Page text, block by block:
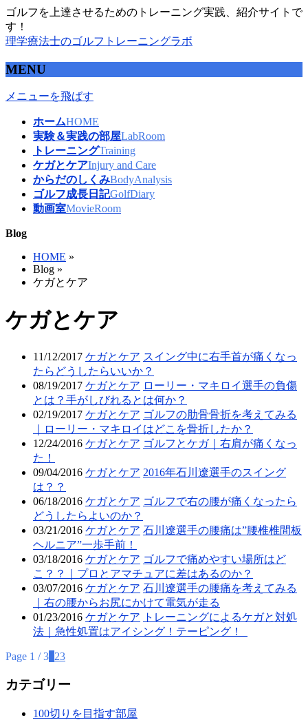
ゴルフを上達させるためのトレーニング実践、紹介サイトで
す！
理学療法士のゴルフトレーニングラボ
MENU
メニューを飛ばす
ホームHOME
実験＆実践の部屋LabRoom
トレーニングTraining
ケガとケアInjury and Care
からだのしくみBodyAnalysis
ゴルフ成長日記GolfDiary
動画室MovieRoom
Blog
HOME »
Blog »
ケガとケア
ケガとケア
11/12/2017 ケガとケア スイング中に右手首が痛くなっ
たらどうしたらいいか？
08/19/2017 ケガとケア ローリー・マキロイ選手の負傷
とは？手がしびれるとは何か？
02/19/2017 ケガとケア ゴルフの肋骨骨折を考えてみる
｜ローリー・マキロイはどこを骨折したか？
12/24/2016 ケガとケア ゴルフとケガ｜右肩が痛くなっ
た！
09/04/2016 ケガとケア 2016年石川遼選手のスイング
は？？
06/18/2016 ケガとケア ゴルフで右の腰が痛くなったら
どうしたらよいのか？
03/21/2016 ケガとケア 石川遼選手の腰痛は”腰椎椎間板
ヘルニア”一歩手前！
03/18/2016 ケガとケア ゴルフで痛めやすい場所はど
こ？？｜プロとアマチュアに差はあるのか？
03/07/2016 ケガとケア 石川遼選手の腰痛を考えてみる
｜右の腰からお尻にかけて電気が走る
01/23/2016 ケガとケア
トレーニングによるケガと対処
法｜急性処置はアイシング！テーピング！
Page 1 / 3 23
カテゴリー
100切りを目指す部屋